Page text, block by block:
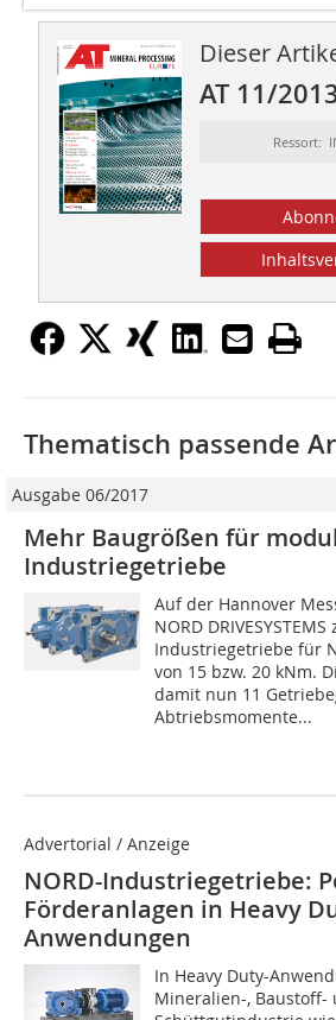
Dieser
AT 11/
Ressort:
Thematisch passende
Ausgabe 06/2017
Mehr Baugrößen für
Industriegetriebe
Auf der Hannover
NORD
Industriegetriebe für
von 15 bzw. 20 kNm.
damit nun 11
Abtriebsmomente...
Advertorial / Anzeige
NORD-Industriegetriebe:
Förderanlagen in Heavy
Anwendungen
In Heavy Duty-
Mineralien-, Baustoff-